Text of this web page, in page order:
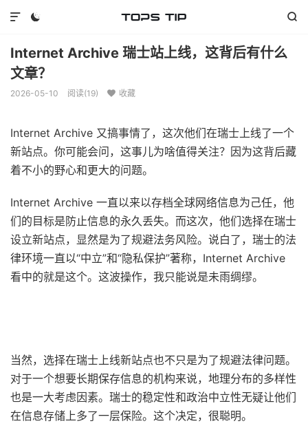
 

Internet Archive 瑞士站上线，这背后有什么
文章？
2026-05-10 阅读(19)  收藏
Internet Archive 又搞事情了，这次他们在瑞士上线了一个
新站点。你可能会问，这事儿为啥值得关注？因为这背后藏
着不小的野心和更大的问题。
Internet Archive 一直以来以存档全球网络信息为己任，他
们的目标是防止信息的永久丢失。而这次，他们选择在瑞士
设立新站点，显然是为了规避法务风险。说白了，瑞士的法
律环境一直以“中立”和“隐私保护”著称，Internet Archive
看中的就是这个。这波操作，我只能说是未雨绸缪。
当然，选择在瑞士上线新站点也不只是为了规避法律问题。
对于一个想要长期保存信息的机构来说，地理分布的多样性
也是一大考虑因素。瑞士的稳定性和政治中立性无疑让他们
在信息存储上多了一层保险。这个决定，很聪明。